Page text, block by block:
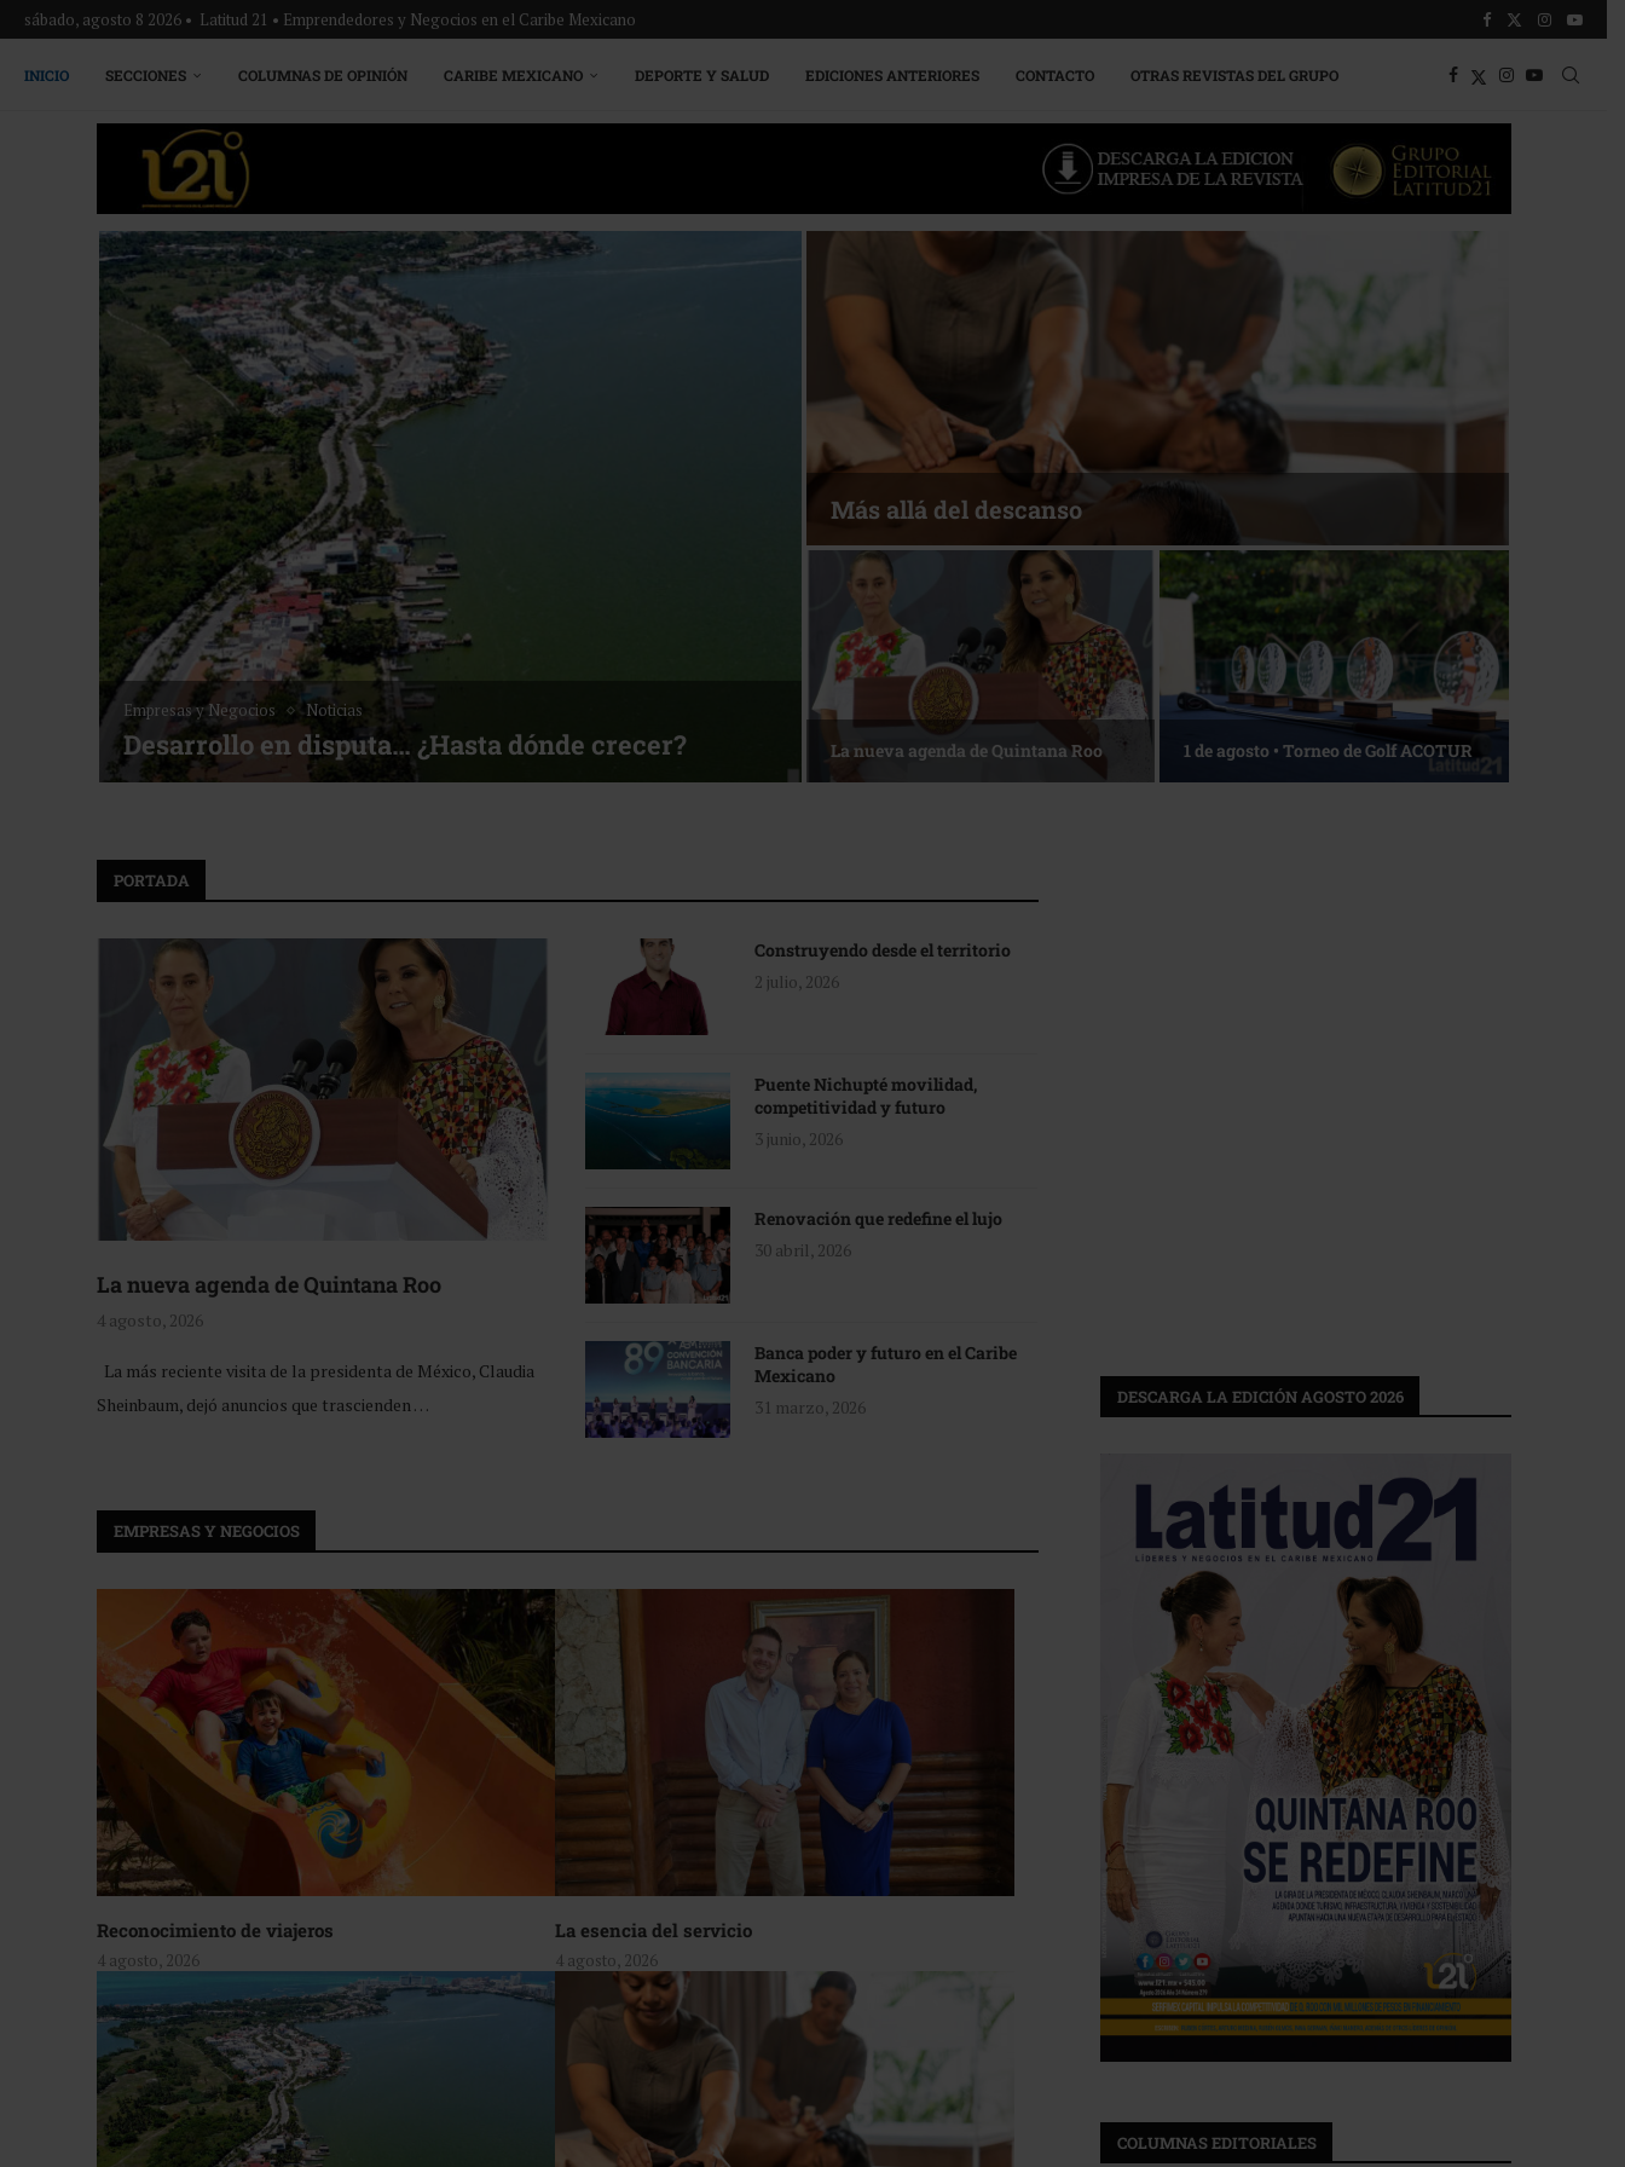
sábado, agosto 8 2026 • Latitud 21 • Emprendedores y Negocios en el Caribe Mexicano
INICIO SECCIONES COLUMNAS DE OPINIÓN CARIBE MEXICANO DEPORTE Y SALUD EDICIONES ANTERIORES CONTACTO OTRAS REVISTAS DEL GRUPO
Empresas y Negocios Noticias
Desarrollo en disputa… ¿Hasta dónde crecer?
Más allá del descanso
La nueva agenda de Quintana Roo 1 de agosto • Torneo de Golf ACOTUR
PORTADA
La nueva agenda de Quintana Roo
4 agosto, 2026
La más reciente visita de la presidenta de México, Claudia
Sheinbaum, dejó anuncios que trascienden …
Construyendo desde el territorio
2 julio, 2026
Puente Nichupté movilidad,
competitividad y futuro
3 junio, 2026
Renovación que redefine el lujo
30 abril, 2026
Banca poder y futuro en el Caribe
Mexicano
31 marzo, 2026
EMPRESAS Y NEGOCIOS
Reconocimiento de viajeros
4 agosto, 2026
La esencia del servicio
4 agosto, 2026
DESCARGA LA EDICIÓN AGOSTO 2026
COLUMNAS EDITORIALES